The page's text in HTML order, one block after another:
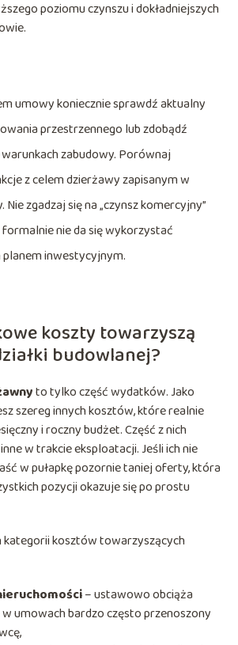
poziomu czynszu i dokładniejszych
umowy koniecznie sprawdź aktualny
przestrzennego lub zdobądź
zabudowy. Porównaj
z celem dzierżawy zapisanym w
zgadzaj się na „czynsz komercyjny”
formalnie nie da się wykorzystać
inwestycyjnym.
koszty towarzyszą
budowlanej?
to tylko część wydatków. Jako
szereg innych kosztów, które realnie
i roczny budżet. Część z nich
w trakcie eksploatacji. Jeśli ich nie
w pułapkę pozornie taniej oferty, która
pozycji okazuje się po prostu
kategorii kosztów towarzyszących
– ustawowo obciąża
w umowach bardzo często przenoszony